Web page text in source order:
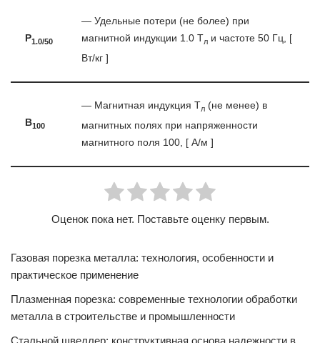
P1.0/50
— Удельные потери (не более) при
магнитной индукции 1.0 Тл и частоте 50 Гц, [
Вт/кг ]
B100
— Магнитная индукция Tл (не менее) в
магнитных полях при напряженности
магнитного поля 100, [ А/м ]
Оценок пока нет. Поставьте оценку первым.
Газовая порезка металла: технология, особенности и
практическое применение
Плазменная порезка: современные технологии обработки
металла в строительстве и промышленности